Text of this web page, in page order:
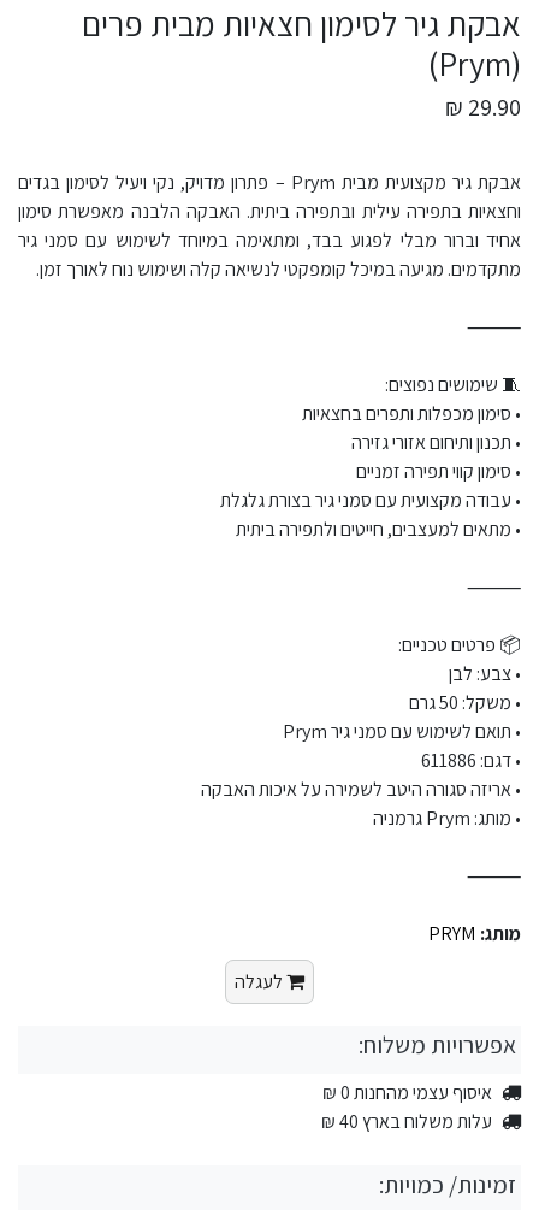
אבקת גיר לסימון חצאיות מבית פרים
(Prym)
29.90 ₪
אבקת גיר מקצועית מבית Prym – פתרון מדויק, נקי ויעיל לסימון בגדים
וחצאיות בתפירה עילית ובתפירה ביתית. האבקה הלבנה מאפשרת סימון
אחיד וברור מבלי לפגוע בבד, ומתאימה במיוחד לשימוש עם סמני גיר
מתקדמים. מגיעה במיכל קומפקטי לנשיאה קלה ושימוש נוח לאורך זמן.
⸻
🧵 שימושים נפוצים:
• סימון מכפלות ותפרים בחצאיות
• תכנון ותיחום אזורי גזירה
• סימון קווי תפירה זמניים
• עבודה מקצועית עם סמני גיר בצורת גלגלת
• מתאים למעצבים, חייטים ולתפירה ביתית
⸻
📦 פרטים טכניים:
• צבע: לבן
• משקל: 50 גרם
• תואם לשימוש עם סמני גיר Prym
• דגם: 611886
• אריזה סגורה היטב לשמירה על איכות האבקה
• מותג: Prym גרמניה
⸻
מותג: PRYM
לעגלה
אפשרויות משלוח:
איסוף עצמי מהחנות 0 ₪
עלות משלוח בארץ 40 ₪
זמינות/ כמויות: